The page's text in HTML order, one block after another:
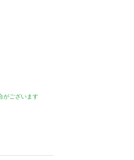
がございます